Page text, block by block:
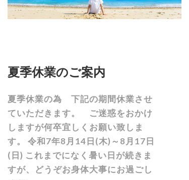
夏季休業のご案内
夏季休業の為 下記の期間休業させ
ていただきます。 ご迷惑をおかけ
しますが何卒宜しくお願い致しま
す。 令和7年8月14日(木)～8月17日
(日) これまでになく暑い日が続きま
すが、どうぞお身体大事にお過ごし